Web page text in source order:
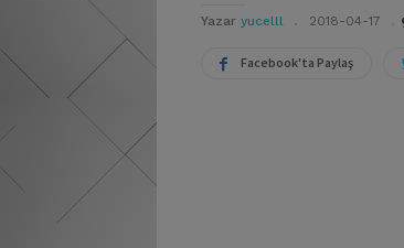
Yazar yucelll 2018-04-17
Facebook'ta Paylaş